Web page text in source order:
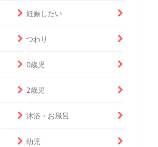
妊娠したい
つわり
0歳児
2歳児
沐浴・お風呂
幼児